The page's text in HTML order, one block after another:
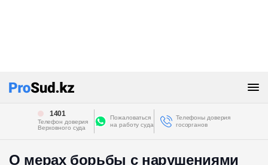
1401
Телефон доверия
Верховного суда
Пожаловаться
на работу суда
Телефоны доверия
госорганов
О мерах борьбы с нарушениями